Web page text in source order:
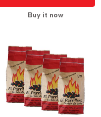
Buy it now